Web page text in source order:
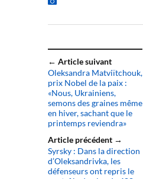
← Article suivant
Oleksandra Matviïtchouk,
prix Nobel de la paix :
«Nous, Ukrainiens,
semons des graines même
en hiver, sachant que le
printemps reviendra»
Article précédent →
Syrsky : Dans la direction
d’Oleksandrivka, les
défenseurs ont repris le